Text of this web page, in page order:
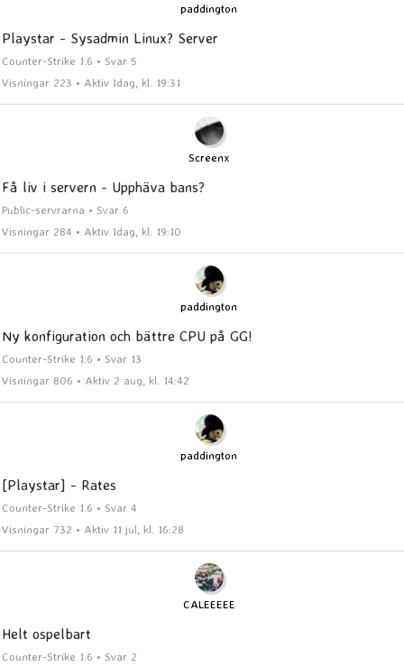
paddington
Playstar - Sysadmin Linux? Server
Counter-Strike 1.6 • Svar 5
Visningar 223 • Aktiv Idag, kl. 19:31
Screenx
Få liv i servern - Upphäva bans?
Public-servrarna • Svar 6
Visningar 284 • Aktiv Idag, kl. 19:10
paddington
Ny konfiguration och bättre CPU på GG!
Counter-Strike 1.6 • Svar 13
Visningar 806 • Aktiv 2 aug, kl. 14:42
paddington
[Playstar] - Rates
Counter-Strike 1.6 • Svar 4
Visningar 732 • Aktiv 11 jul, kl. 16:28
CALEEEEE
Helt ospelbart
Counter-Strike 1.6 • Svar 2